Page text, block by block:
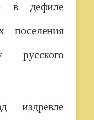
в дефиле
поселения
русского
издревле